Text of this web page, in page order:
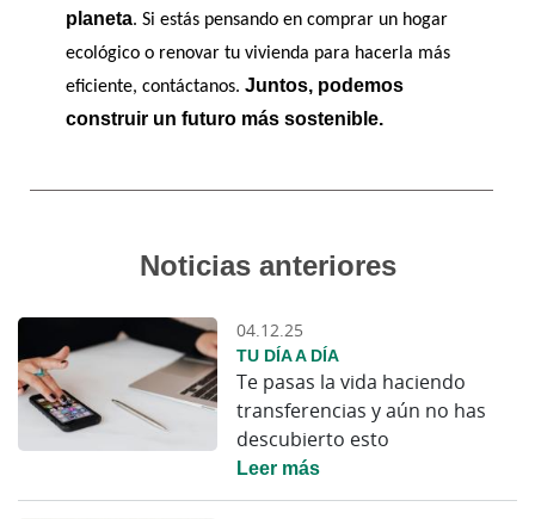
planeta. Si estás pensando en comprar un hogar
ecológico o renovar tu vivienda para hacerla más
eficiente, contáctanos. Juntos, podemos
construir un futuro más sostenible.
Noticias anteriores
04.12.25
TU DÍA A DÍA
Te pasas la vida haciendo
transferencias y aún no has
descubierto esto
Leer más